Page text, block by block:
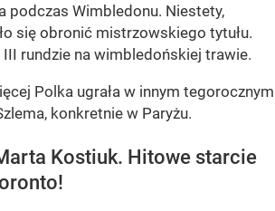
podczas Wimbledonu. Niestety,
się obronić mistrzowskiego tytułu.
rundzie na wimbledońskiej trawie.
Polka ugrała w innym tegorocznym
konkretnie w Paryżu.
Kostiuk. Hitowe starcie